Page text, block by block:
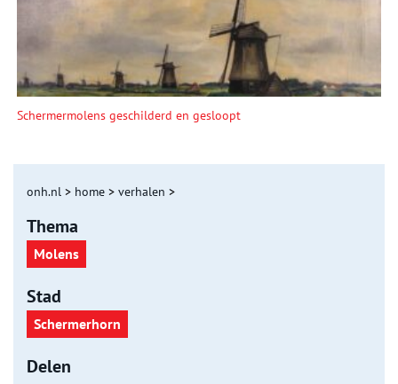
Schermermolens geschilderd en gesloopt
onh.nl > home > verhalen >
Thema
Molens
Stad
Schermerhorn
Delen